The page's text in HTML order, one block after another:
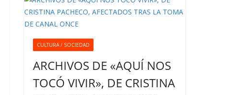
CULTURA / SOCIEDAD
ARCHIVOS DE «AQUÍ NOS
TOCÓ VIVIR», DE CRISTINA